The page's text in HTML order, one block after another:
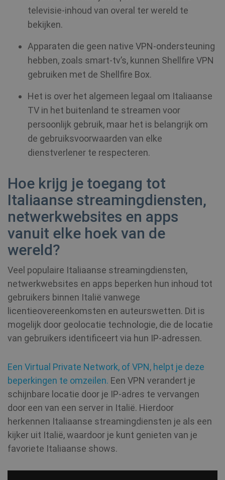
televisie-inhoud van overal ter wereld te
bekijken.
Apparaten die geen native VPN-ondersteuning
hebben, zoals smart-tv’s, kunnen Shellfire VPN
gebruiken met de Shellfire Box.
Het is over het algemeen legaal om Italiaanse
TV in het buitenland te streamen voor
persoonlijk gebruik, maar het is belangrijk om
de gebruiksvoorwaarden van elke
dienstverlener te respecteren.
Hoe krijg je toegang tot
Italiaanse streamingdiensten,
netwerkwebsites en apps
vanuit elke hoek van de
wereld?
Veel populaire Italiaanse streamingdiensten,
netwerkwebsites en apps beperken hun inhoud tot
gebruikers binnen Italië vanwege
licentieovereenkomsten en auteurswetten. Dit is
mogelijk door geolocatie technologie, die de locatie
van gebruikers identificeert via hun IP-adressen.
Een Virtual Private Network, of VPN, helpt je deze
beperkingen te omzeilen. Een VPN verandert je
schijnbare locatie door je IP-adres te vervangen
door een van een server in Italië. Hierdoor
herkennen Italiaanse streamingdiensten je als een
kijker uit Italië, waardoor je kunt genieten van je
favoriete Italiaanse shows.